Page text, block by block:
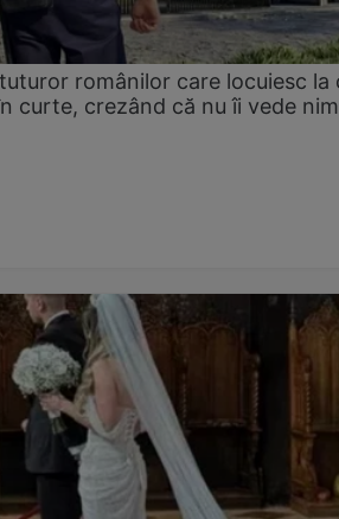
românilor care locuiesc la
curte, crezând că nu îi vede